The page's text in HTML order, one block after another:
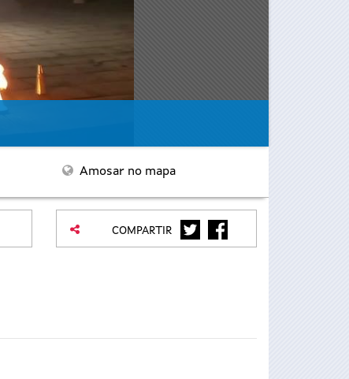
Amosar no mapa
COMPARTIR TWITTERFACEBOOK